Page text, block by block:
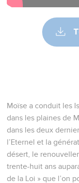
Moïse a conduit les
dans les plaines de
dans les deux
l’Eternel et la
désert, le
trente-huit ans
de la Loi » que l’on